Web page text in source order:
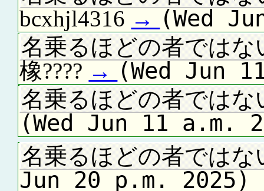
bcxhjl4316 → (Wed
名乗るほどの者ではな
橡???? → (Wed Jun
名乗るほどの者ではな
(Wed Jun 11 a.m.
名乗るほどの者ではな
Jun 20 p.m. 2025)